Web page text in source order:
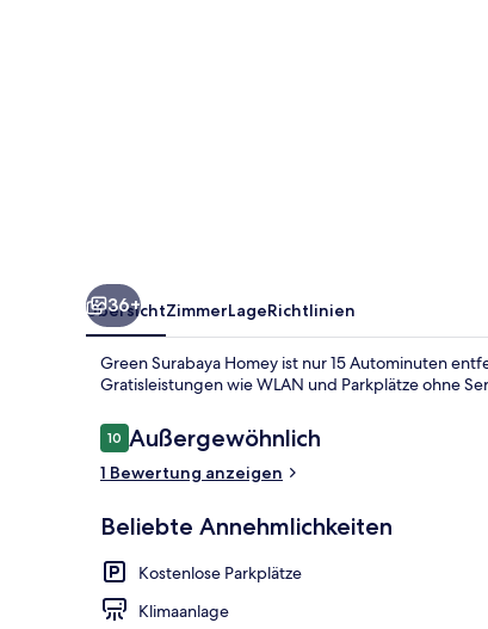
36+
ÜbersichtZimmerLageRichtlinien
Green Surabaya Homey ist nur 15 Autominuten
Gratisleistungen wie WLAN und Parkplätze ohne
Bewertungen
1010 von 10.
Außergewöhnlich
1 Bewertung anzeigen
Beliebte Annehmlichkeiten
Kostenlose Parkplätze
Klimaanlage